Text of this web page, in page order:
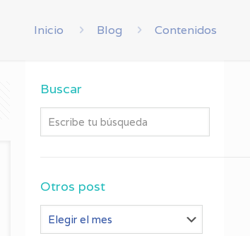
Inicio Blog Contenidos
Buscar
Otros post
Otros